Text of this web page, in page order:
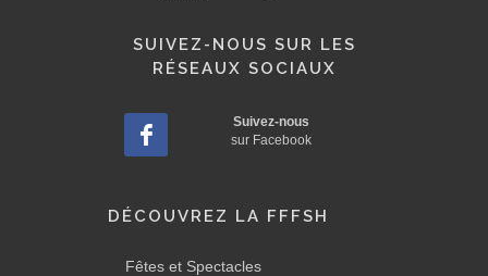
SUIVEZ-NOUS SUR LES
RÉSEAUX SOCIAUX
Suivez-nous
sur Facebook
DÉCOUVREZ LA FFFSH
Fêtes et Spectacles